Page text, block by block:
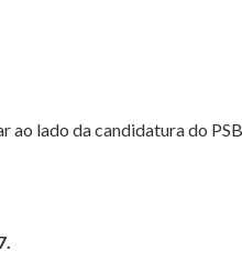
lado da candidatura do